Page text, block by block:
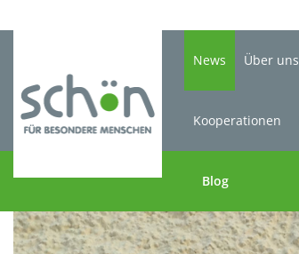
News
Blog
Über uns
Kooperationen